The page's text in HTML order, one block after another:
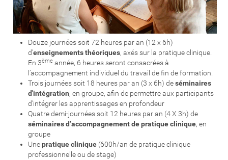
Douze journées soit 72 heures par an (12 x 6h)
d’enseignements théoriques, axés sur la pratique clinique.
En 3ème année, 6 heures seront consacrées à
l’accompagnement individuel du travail de fin de formation.
Trois journées soit 18 heures par an (3 x 6h) deséminaires
d'intégration, en groupe, afin de permettre aux participants
d’intégrer les apprentissages en profondeur
Quatre demi-journées soit 12 heures par an (4 X 3h) de
séminaires d’accompagnement de pratique clinique, en
groupe
Unepratique clinique (600h/an de pratique clinique
professionnelle ou de stage)